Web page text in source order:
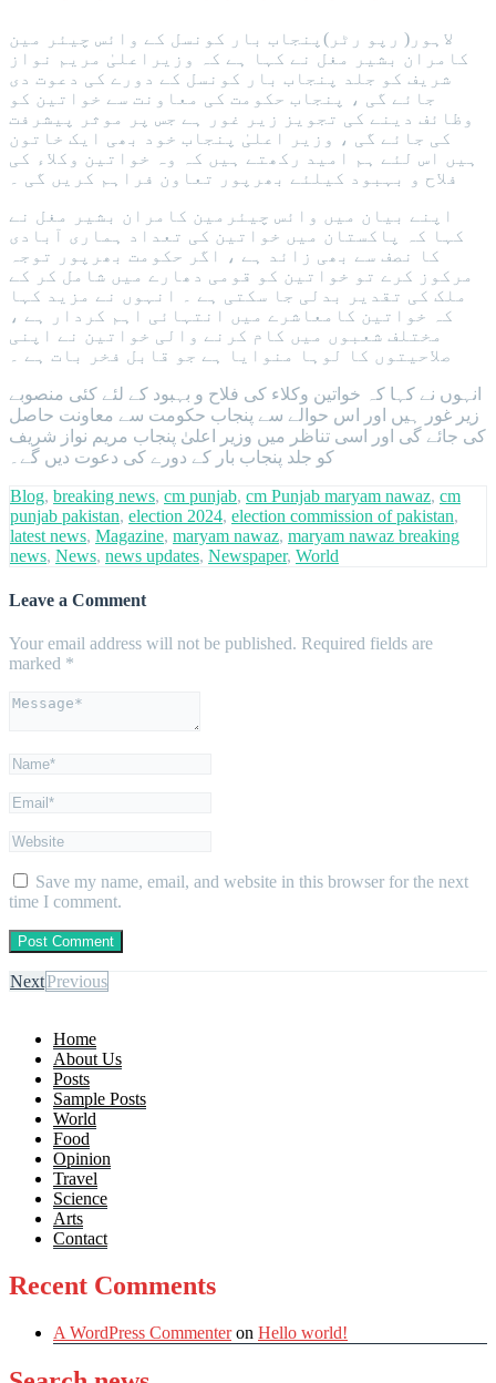
لاہور( رپو رٹر)پنجاب بار کونسل کے وائس چیئر مین
کامران بشیر مغل نے کہا ہے کہ وزیراعلیٰ مریم نواز
شریف کو جلد پنجاب بار کونسل کے دورے کی دعوت دی
جائے گی ، پنجاب حکومت کی معاونت سے خواتین کو
وظائف دینے کی تجویز زیر غور ہے جس پر موثر پیشرفت
کی جائے گی ، وزیر اعلیٰ پنجاب خود بھی ایک خاتون
ہیں اس لئے ہم امید رکھتے ہیں کہ وہ خواتین وکلاء کی
فلاح و بہبود کیلئے بھرپور تعاون فراہم کریں گی ۔
اپنے بیان میں وائس چیئرمین کامران بشیر مغل نے
کہا کہ پاکستان میں خواتین کی تعداد ہماری آبادی
کا نصف سے بھی زائد ہے ، اگر حکومت بھرپور توجہ
مرکوز کرے تو خواتین کو قومی دھارے میں شامل کر کے
ملک کی تقدیر بدلی جا سکتی ہے ۔ انہوں نے مزید کہا
کہ خواتین کامعاشرے میں انتہائی اہم کردار ہے ،
مختلف شعبوں میں کام کرنے والی خواتین نے اپنی
صلاحیتوں کا لوہا منوایا ہے جو قابل فخر بات ہے ۔
انہوں نے کہا کہ خواتین وکلاء کی فلاح و بہبود کے لئے کئی منصوبے
زیر غور ہیں اور اس حوالے سے پنجاب حکومت سے معاونت حاصل
کی جائے گی اور اسی تناظر میں وزیر اعلیٰ پنجاب مریم نواز شریف
کو جلد پنجاب بار کے دورے کی دعوت دیں گے۔
Blog, breaking news, cm punjab, cm Punjab maryam nawaz, cm
punjab pakistan, election 2024, election commission of pakistan,
latest news, Magazine, maryam nawaz, maryam nawaz breaking
news, News, news updates, Newspaper, World
Leave a Comment
Your email address will not be published. Required fields are
marked *
Save my name, email, and website in this browser for the next
time I comment.
NextPrevious
Home
About Us
Posts
Sample Posts
World
Food
Opinion
Travel
Science
Arts
Contact
Recent Comments
A WordPress Commenteron Hello world!